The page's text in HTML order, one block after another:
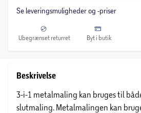
Se leveringsmuligheder og -priser
Ubegrænset returret Byt i butik
Beskrivelse
3-i-1 metalmaling kan bruges til
slutmaling. Metalmalingen kan